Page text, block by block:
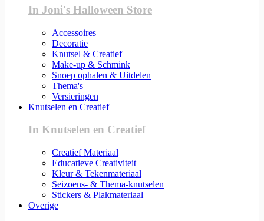
In Joni's Halloween Store
Accessoires
Decoratie
Knutsel & Creatief
Make-up & Schmink
Snoep ophalen & Uitdelen
Thema's
Versieringen
Knutselen en Creatief
In Knutselen en Creatief
Creatief Materiaal
Educatieve Creativiteit
Kleur & Tekenmateriaal
Seizoens- & Thema-knutselen
Stickers & Plakmateriaal
Overige